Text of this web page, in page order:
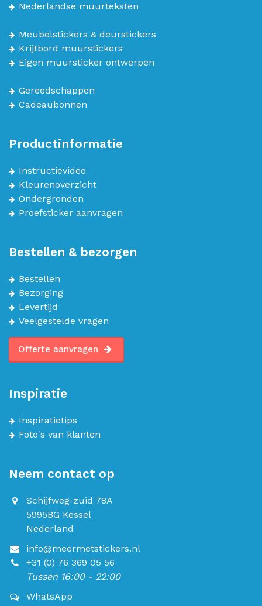
Nederlandse muurteksten
Meubelstickers & deurstickers
Krijtbord muurstickers
Eigen muursticker ontwerpen
Gereedschappen
Cadeaubonnen
Productinformatie
Instructievideo
Kleurenoverzicht
Ondergronden
Proefsticker aanvragen
Bestellen & bezorgen
Bestellen
Bezorging
Levertijd
Veelgestelde vragen
Offerte aanvragen
Inspiratie
Inspiratietips
Foto's van klanten
Neem contact op
Schijfweg-zuid 78A
5995BG Kessel
Nederland
info@meermetstickers.nl
+31 (0) 76 369 05 56
Tussen 16:00 - 22:00
WhatsApp